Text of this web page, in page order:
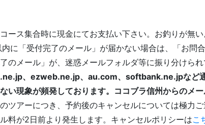
ース集合時に現金にてお支払い下さい。お釣りが無い
に「受付完了のメール」が届かない場合は、「お問
了のメール」が、迷惑メールフォルダ等に振り分けら
、ezweb.ne.jp、au.com、softbank.ne.jpなど通
い現象が頻発しております。ココブラ信州からのメ
ツアーにつき、予約後のキャンセルについては極力ご
料が2日前より発生します。キャンセルポリシーはこ